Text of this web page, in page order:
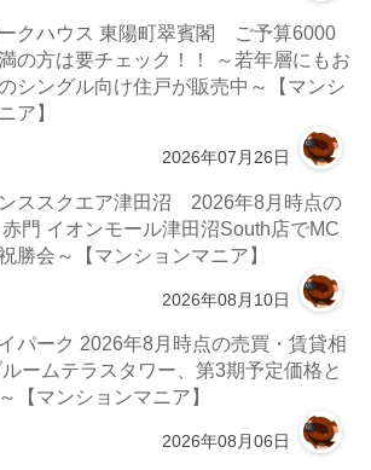
クハウス 東陽町翠賓閣 ご予算6000
の方は要チェック！！ ～若年層にもお
シングル向け住戸が販売中～【マンシ
ア】
2026年07月26日
ススクエア津田沼 2026年8月時点の
門 イオンモール津田沼South店でMC
勝会～【マンションマニア】
2026年08月10日
パーク 2026年8月時点の売買・賃貸相
ームテラスタワー、第3期予定価格と
【マンションマニア】
2026年08月06日